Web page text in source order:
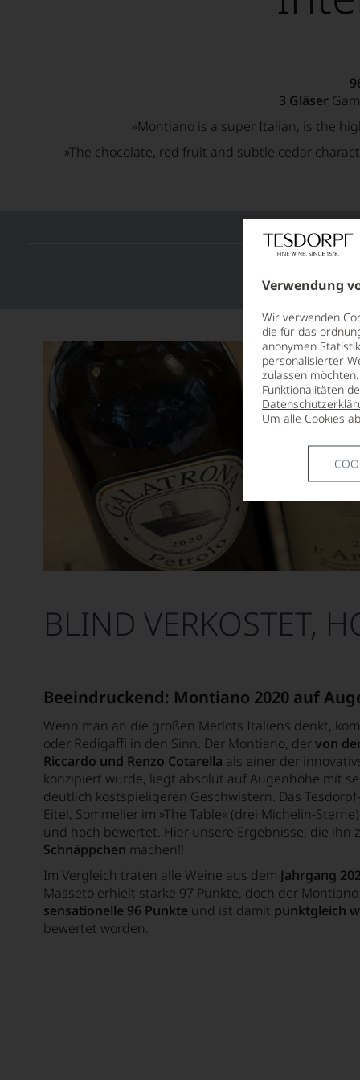
Verwendung
Wir verwenden
die für das
anonymen
personalisierter
zulassen
Funktionalitäten
Um alle Cookies
3 Gläser
»Montiano is a super Italian, is the
»The chocolate, red fruit and subtle cedar
BLIND VERKOSTET,
Beeindruckend: Montiano 2020 auf
Wenn man an die großen Merlots Italiens denkt,
oder Redigaffi in den Sinn. Der Montiano, dervon
Riccardo und Renzo Cotarella als einer der
konzipiert wurde, liegt absolut auf Augenhöhe mit
deutlich kostspieligeren Geschwistern. Das
Eitel, Sommelier im »The Table« (drei Michelin-
und hoch bewertet. Hier unsere Ergebnisse, die ihn
Schnäppchen machen!!
Im Vergleich traten alle Weine aus dem Jahrgang
Masseto erhielt starke 97 Punkte, doch der
sensationelle 96 Punkte und ist damit punktgleich
bewertet worden.